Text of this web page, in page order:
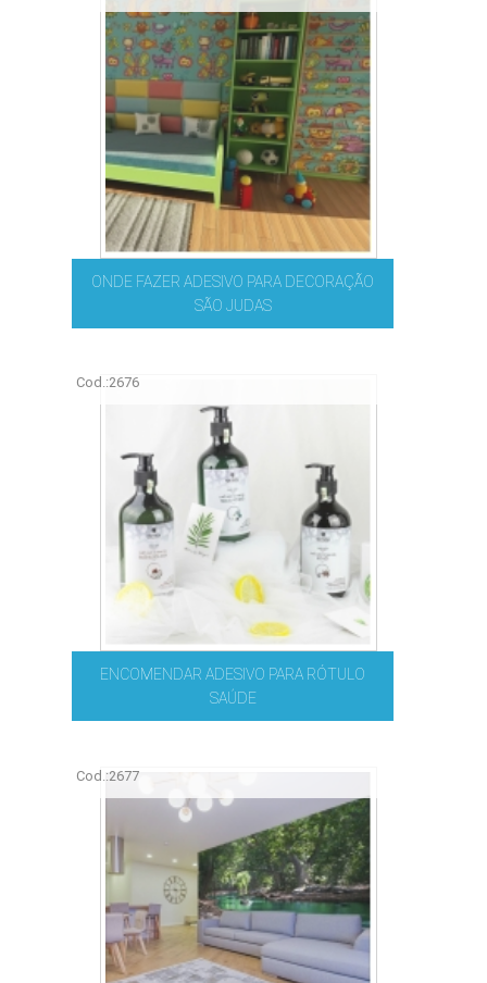
ONDE FAZER ADESIVO PARA DECORAÇÃO
SÃO JUDAS
Cod.:2676
ENCOMENDAR ADESIVO PARA RÓTULO
SAÚDE
Cod.:2677